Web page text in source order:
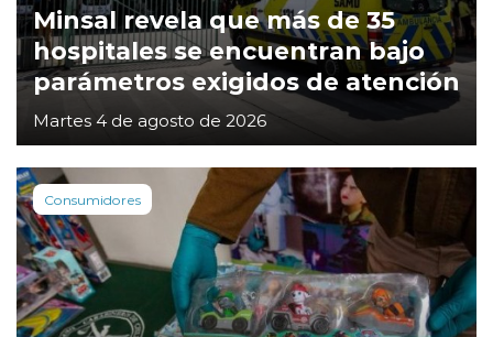
Minsal revela que más de 35
hospitales se encuentran bajo
parámetros exigidos de atención
Martes 4 de agosto de 2026
Consumidores